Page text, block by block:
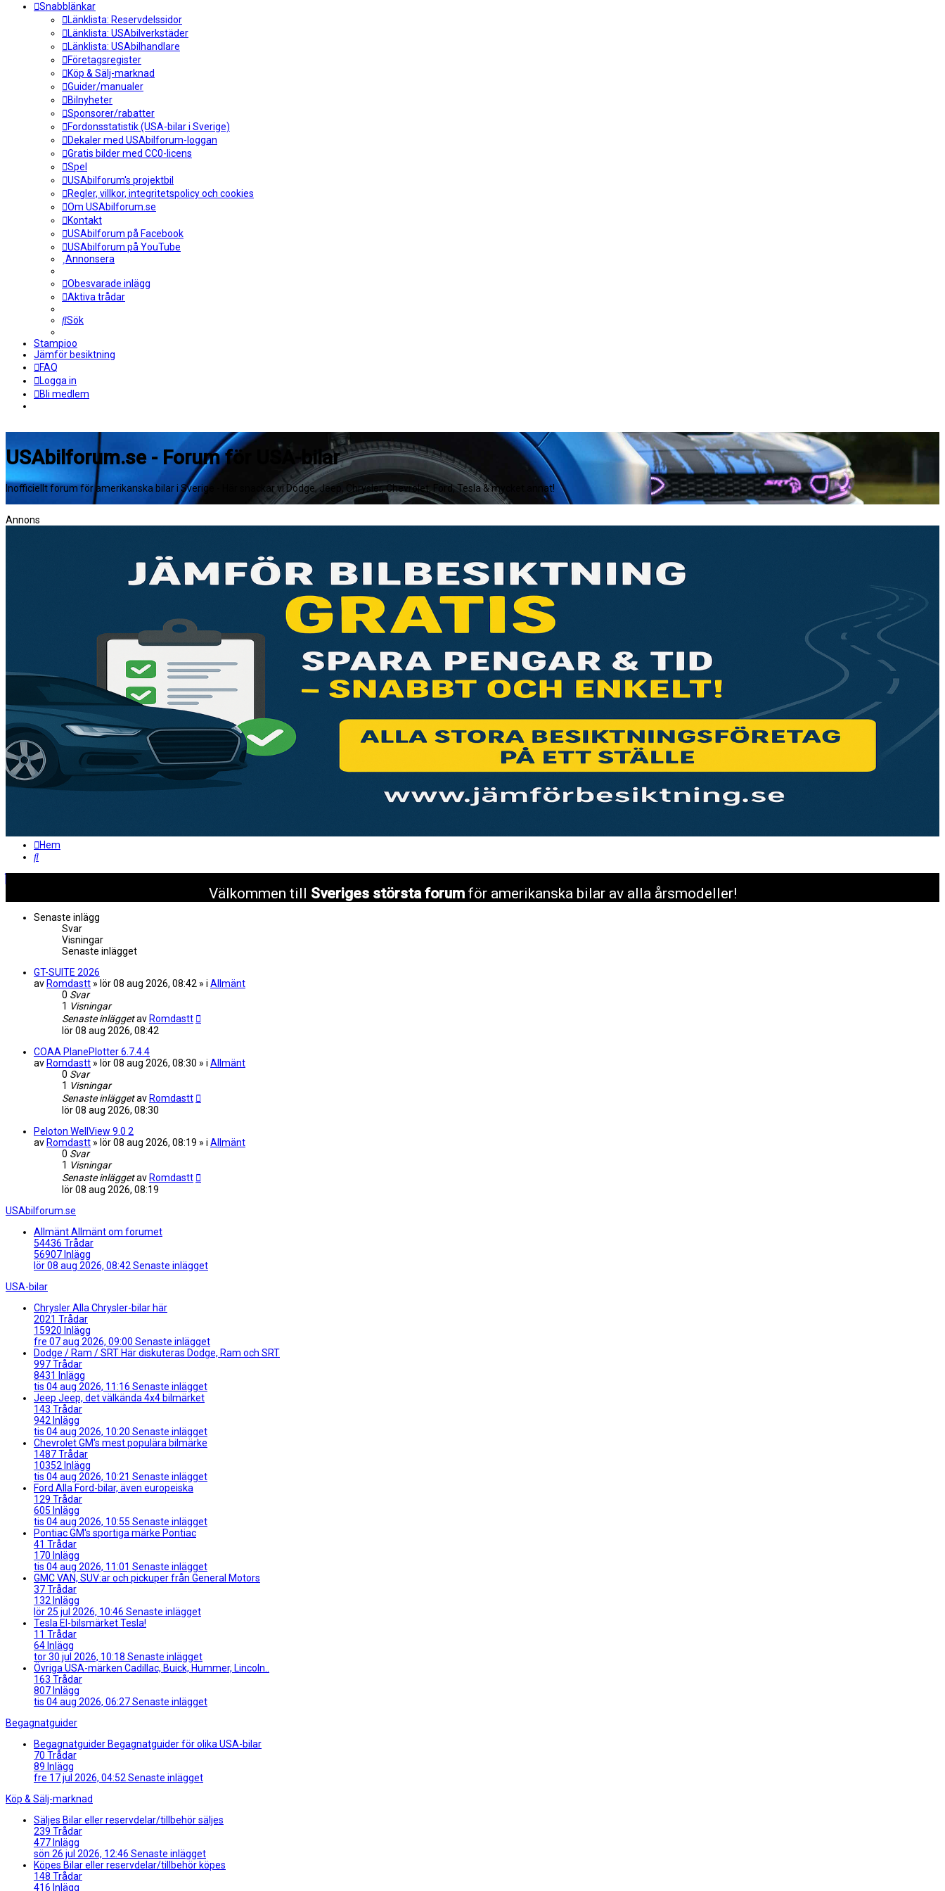
Snabblänkar
Länklista: Reservdelssidor
Länklista: USAbilverkstäder
Länklista: USAbilhandlare
Företagsregister
Köp & Sälj-marknad
Guider/manualer
Bilnyheter
Sponsorer/rabatter
Fordonsstatistik (USA-bilar i Sverige)
Dekaler med USAbilforum-loggan
Gratis bilder med CC0-licens
Spel
USAbilforum's projektbil
Regler, villkor, integritetspolicy och cookies
Om USAbilforum.se
Kontakt
USAbilforum på Facebook
USAbilforum på YouTube
Annonsera
Obesvarade inlägg
Aktiva trådar
Sök
Stampioo
Jämför besiktning
FAQ
Logga in
Bli medlem
USAbilforum.se - Forum för USA-bilar
Inofficiellt forum för amerikanska bilar i Sverige - Här snackar vi Dodge, Jeep, Chrysler, Chevrolet, Ford, Tesla & mycket annat!
Annons
Hem
Sök
Välkommen till Sveriges största forumför amerikanska bilar av alla årsmodeller!
Senaste inlägg
Svar
Visningar
Senaste inlägget
GT-SUITE 2026
av Romdastt » lör 08 aug 2026, 08:42 » i Allmänt
0 Svar
1 Visningar
Senaste inläggetav Romdastt
lör 08 aug 2026, 08:42
COAA PlanePlotter 6.7.4.4
av Romdastt » lör 08 aug 2026, 08:30 » i Allmänt
0 Svar
1 Visningar
Senaste inläggetav Romdastt
lör 08 aug 2026, 08:30
Peloton WellView 9.0 2
av Romdastt » lör 08 aug 2026, 08:19 » i Allmänt
0 Svar
1 Visningar
Senaste inläggetav Romdastt
lör 08 aug 2026, 08:19
USAbilforum.se
AllmäntAllmänt om forumet
54436 Trådar
56907 Inlägg
lör 08 aug 2026, 08:42 Senaste inlägget
USA-bilar
ChryslerAlla Chrysler-bilar här
2021 Trådar
15920 Inlägg
fre 07 aug 2026, 09:00 Senaste inlägget
Dodge / Ram / SRT Här diskuteras Dodge, Ram och SRT
997Trådar
8431 Inlägg
tis 04 aug 2026, 11:16 Senaste inlägget
Jeep Jeep, det välkända 4x4 bilmärket
143 Trådar
942 Inlägg
tis 04 aug 2026, 10:20 Senaste inlägget
ChevroletGM's mest populära bilmärke
1487Trådar
10352 Inlägg
tis 04 aug 2026, 10:21 Senaste inlägget
Ford Alla Ford-bilar, även europeiska
129 Trådar
605 Inlägg
tis 04 aug 2026, 10:55 Senaste inlägget
PontiacGM's sportiga märke Pontiac
41 Trådar
170 Inlägg
tis 04 aug 2026, 11:01 Senaste inlägget
GMCVAN, SUV:ar och pickuper från General Motors
37Trådar
132 Inlägg
lör 25 jul 2026, 10:46 Senaste inlägget
Tesla El-bilsmärket Tesla!
11 Trådar
64 Inlägg
tor 30 jul 2026, 10:18 Senaste inlägget
Övriga USA-märken Cadillac, Buick, Hummer, Lincoln..
163 Trådar
807 Inlägg
tis 04 aug 2026, 06:27Senaste inlägget
Begagnatguider
Begagnatguider Begagnatguider för olika USA-bilar
70 Trådar
89 Inlägg
fre 17 jul 2026, 04:52 Senaste inlägget
Köp & Sälj-marknad
Säljes Bilar eller reservdelar/tillbehör säljes
239 Trådar
477 Inlägg
sön 26 jul 2026, 12:46 Senaste inlägget
Köpes Bilar eller reservdelar/tillbehör köpes
148 Trådar
416 Inlägg